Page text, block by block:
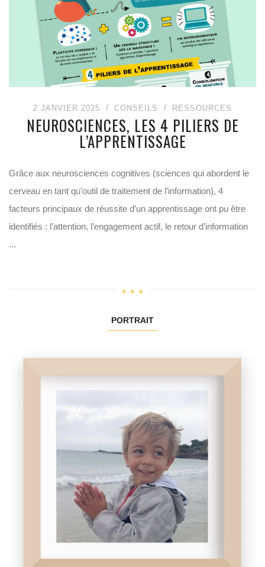
2 JANVIER 2025 CONSEILS RESSOURCES
NEUROSCIENCES, LES 4 PILIERS DE
L’APPRENTISSAGE
Grâce aux neurosciences cognitives (sciences qui abordent le
cerveau en tant qu’outil de traitement de l’information), 4
facteurs principaux de réussite d’un apprentissage ont pu être
identifiés : l’attention, l’engagement actif, le retour d’information
...
PORTRAIT